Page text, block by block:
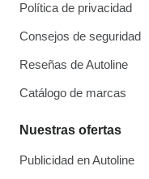
Política de privacidad
Consejos de seguridad
Reseñas de Autoline
Catálogo de marcas
Nuestras ofertas
Publicidad en Autoline